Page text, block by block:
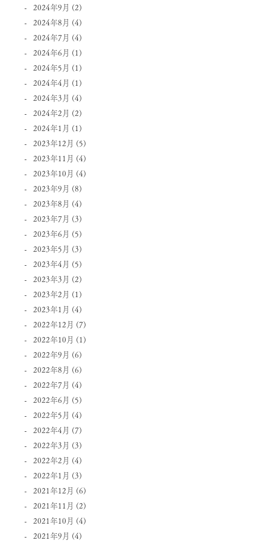
2024年9月 (2)
2024年8月 (4)
2024年7月 (4)
2024年6月 (1)
2024年5月 (1)
2024年4月 (1)
2024年3月 (4)
2024年2月 (2)
2024年1月 (1)
2023年12月 (5)
2023年11月 (4)
2023年10月 (4)
2023年9月 (8)
2023年8月 (4)
2023年7月 (3)
2023年6月 (5)
2023年5月 (3)
2023年4月 (5)
2023年3月 (2)
2023年2月 (1)
2023年1月 (4)
2022年12月 (7)
2022年10月 (1)
2022年9月 (6)
2022年8月 (6)
2022年7月 (4)
2022年6月 (5)
2022年5月 (4)
2022年4月 (7)
2022年3月 (3)
2022年2月 (4)
2022年1月 (3)
2021年12月 (6)
2021年11月 (2)
2021年10月 (4)
2021年9月 (4)